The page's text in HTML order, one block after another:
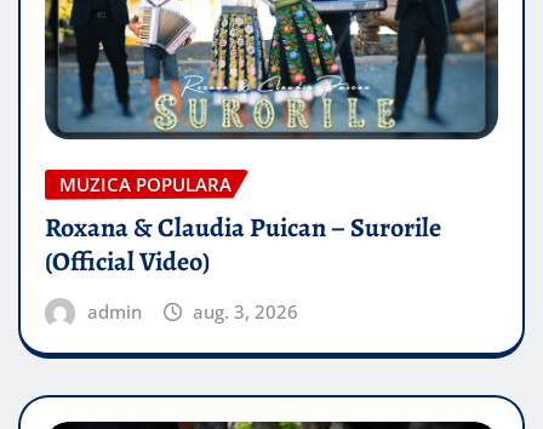
MUZICA POPULARA
Roxana & Claudia Puican – Surorile
(Official Video)
admin aug. 3, 2026